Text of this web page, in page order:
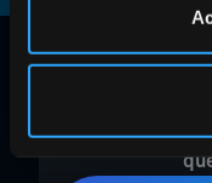
Escríbenos a
Te